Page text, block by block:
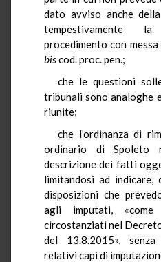
dato avviso anche
tempestivamente
procedimento con
biscod. proc. pen.;
che le questioni
tribunali sono analoghe
riunite;
che l’ordinanza di
ordinario di Spoleto
descrizione dei fatti
limitandosi ad
disposizioni che
agli imputati,
circostanziati nel
del 13.8.2015»,
relativi capi di